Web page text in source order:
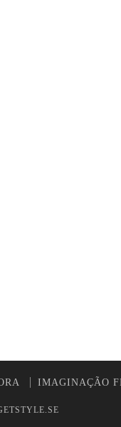
IMAGINAÇÃO